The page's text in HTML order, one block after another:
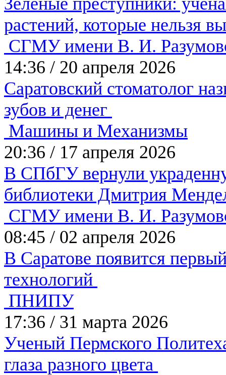
растений, которые нельзя
СГМУ имени В. И.
14:36 / 20 апреля 2026
Саратовский стоматолог
зубов и денег
Машины и Механизмы
20:36 / 17 апреля 2026
В СПбГУ вернули
библиотеки Дмитрия
СГМУ имени В. И.
08:45 / 02 апреля 2026
В Саратове появится
технологий
ПНИПУ
17:36 / 31 марта 2026
Ученый Пермского
глаза разного цвета